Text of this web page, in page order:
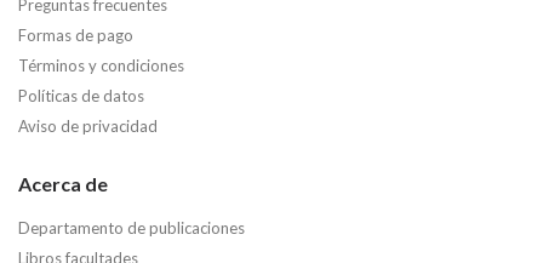
Preguntas frecuentes
Formas de pago
Términos y condiciones
Políticas de datos
Aviso de privacidad
Acerca de
Departamento de publicaciones
Libros facultades